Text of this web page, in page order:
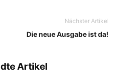
Nächster Artikel
Die neue Ausgabe ist da!
Artikel